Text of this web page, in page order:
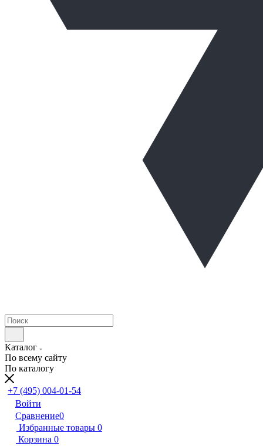
Каталог
По всему сайту
По каталогу
+7 (495) 004-01-54
Войти
Сравнение0
Избранные товары 0
Корзина 0